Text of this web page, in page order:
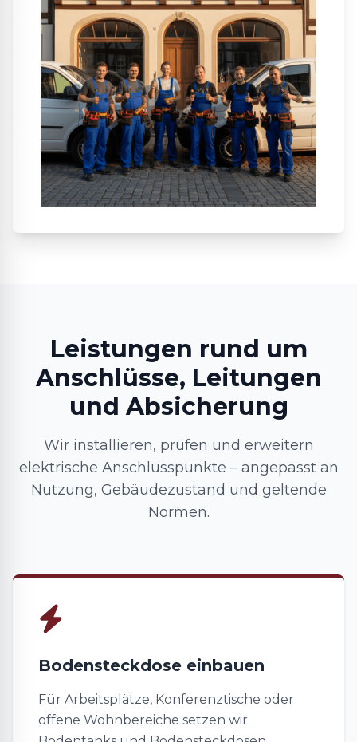
Leistungen rund um
Anschlüsse, Leitungen
und Absicherung
Wir installieren, prüfen und erweitern
elektrische Anschlusspunkte – angepasst an
Nutzung, Gebäudezustand und geltende
Normen.
Bodensteckdose einbauen
Für Arbeitsplätze, Konferenztische oder
offene Wohnbereiche setzen wir